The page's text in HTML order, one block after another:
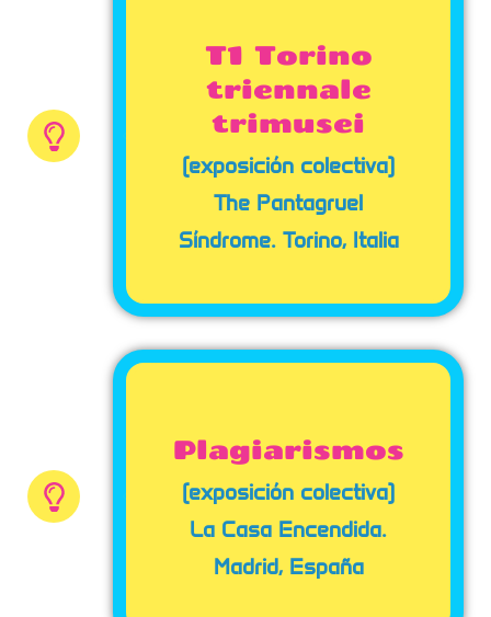
T1 Torino
triennale
trimusei
(exposición colectiva)
The Pantagruel
Síndrome. Torino, Italia
Plagiarismos
(exposición colectiva)
La Casa Encendida.
Madrid, España